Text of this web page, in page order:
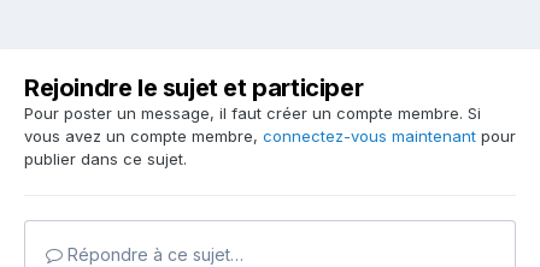
Rejoindre le sujet et participer
Pour poster un message, il faut créer un compte membre. Si
vous avez un compte membre, connectez-vous maintenant pour
publier dans ce sujet.
Répondre à ce sujet…